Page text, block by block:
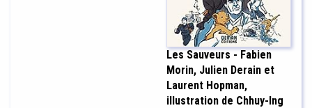
Les Sauveurs - Fabien
Morin, Julien Derain et
Laurent Hopman,
illustration de Chhuy-Ing